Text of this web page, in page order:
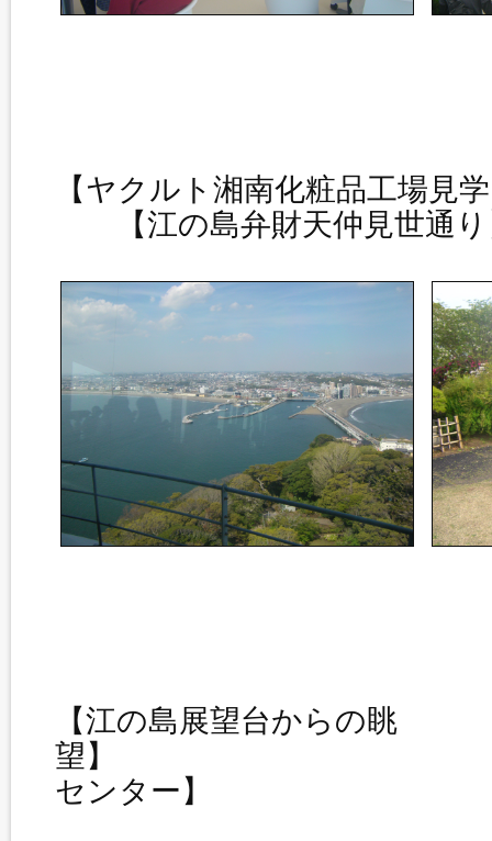
【ヤクルト湘南化
【江の島弁財天仲見世通り
【江の島展望台からの眺
望】 【大船
センター】